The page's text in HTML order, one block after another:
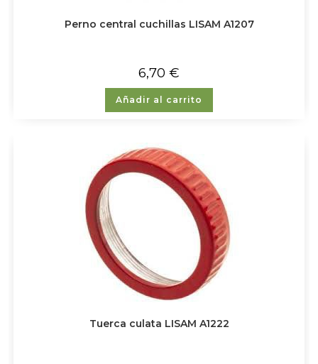
Perno central cuchillas LISAM A1207
6,70 €
Añadir al carrito
Tuerca culata LISAM A1222